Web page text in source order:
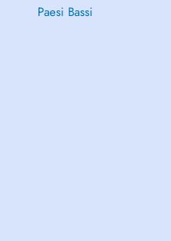
Paesi Bassi